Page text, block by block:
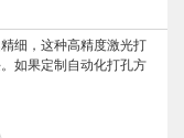
细，这种高精度激光打
如果定制自动化打孔方